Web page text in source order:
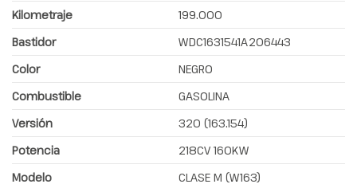
Kilometraje
199.000
Bastidor
WDC1631541A206443
Color
NEGRO
Combustible
GASOLINA
Versión
320 (163.154)
Potencia
218CV 160KW
Modelo
CLASE M (W163)